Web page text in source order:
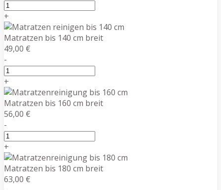
+
Matratzen bis 140 cm breit
49,00 €
-
+
Matratzen bis 160 cm breit
56,00 €
-
+
Matratzen bis 180 cm breit
63,00 €